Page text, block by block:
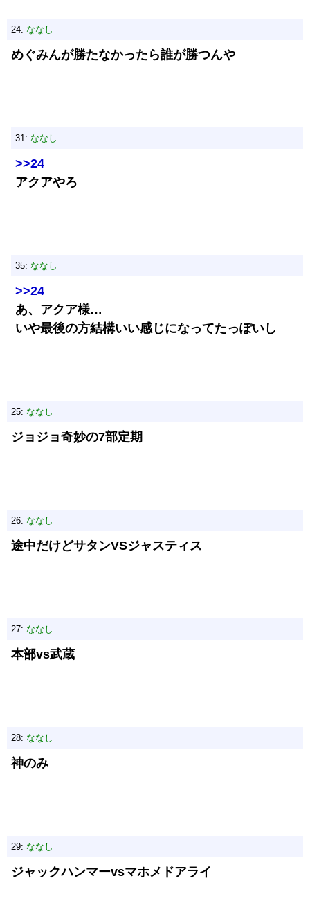
24: ななし
めぐみんが勝たなかったら誰が勝つんや
31: ななし
>>24
アクアやろ
35: ななし
>>24
あ、アクア様…
いや最後の方結構いい感じになってたっぽいし
25: ななし
ジョジョ奇妙の7部定期
26: ななし
途中だけどサタンVSジャスティス
27: ななし
本部vs武蔵
28: ななし
神のみ
29: ななし
ジャックハンマーvsマホメドアライ